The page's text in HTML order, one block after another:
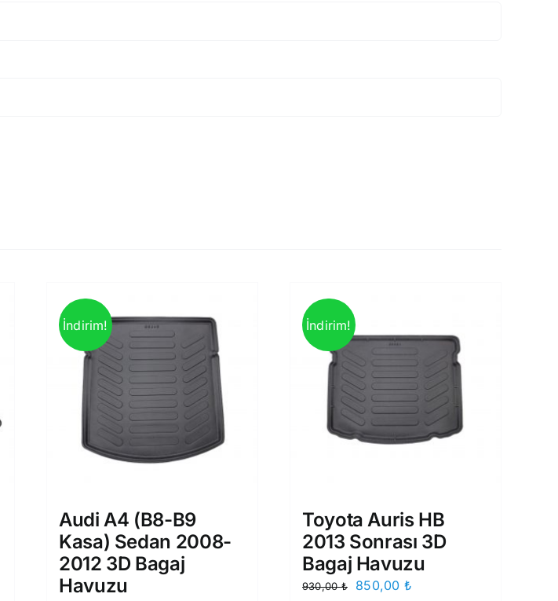
İndirim!
Audi A4 (B8-B9
Kasa) Sedan 2008-
2012 3D Bagaj
Havuzu
İndirim!
Toyota Auris HB
2013 Sonrası 3D
Bagaj Havuzu
930,00₺
Orijinal
850,00 ₺